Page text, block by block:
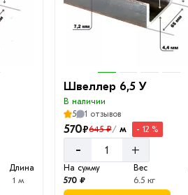
Длина
1 м
Швеллер 6,5 У
В наличии
5
1 отзывов
570₽645 ₽/ м - 12 %
- +
На сумму
570 ₽
Вес
6.5 кг